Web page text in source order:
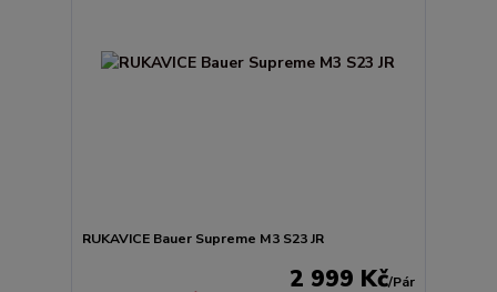
RUKAVICE Bauer Supreme M3 S23 JR
2 999 Kč/Pár